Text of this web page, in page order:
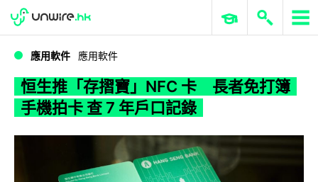
WWDC 2026 ERP 與商業 AI
應用軟件 應用軟件
恒生推「存摺寶」NFC 卡 長者免打簿
手機拍卡 查 7 年戶口記錄